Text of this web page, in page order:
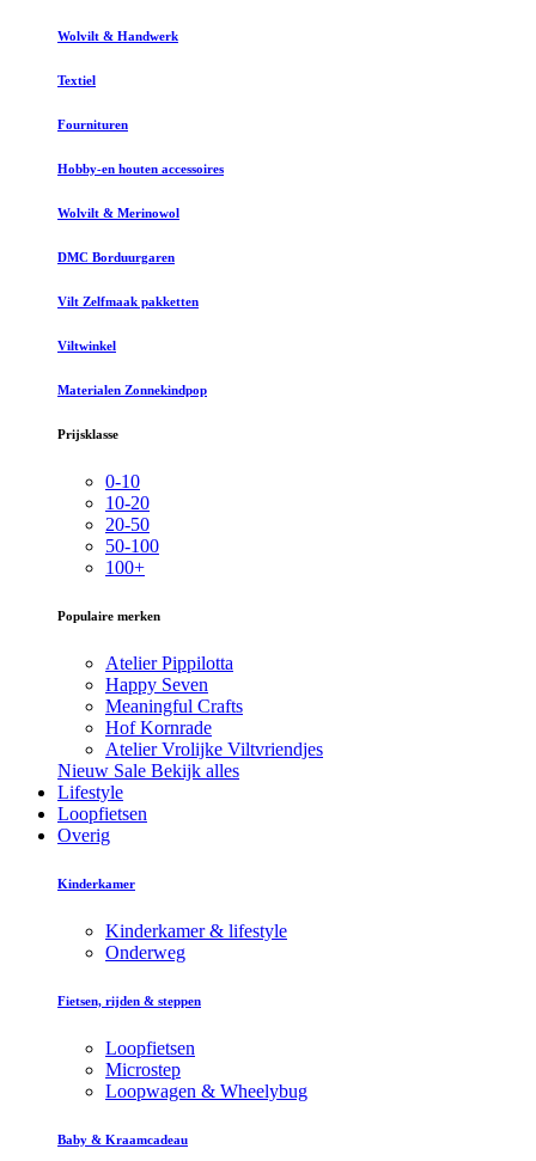
Wolvilt & Handwerk
Textiel
Fournituren
Hobby-en houten accessoires
Wolvilt & Merinowol
DMC Borduurgaren
Vilt Zelfmaak pakketten
Viltwinkel
Materialen Zonnekindpop
Prijsklasse
0-10
10-20
20-50
50-100
100+
Populaire merken
Atelier Pippilotta
Happy Seven
Meaningful Crafts
Hof Kornrade
Atelier Vrolijke Viltvriendjes
Nieuw Sale Bekijk alles
Lifestyle
Loopfietsen
Overig
Kinderkamer
Kinderkamer & lifestyle
Onderweg
Fietsen, rijden & steppen
Loopfietsen
Microstep
Loopwagen & Wheelybug
Baby & Kraamcadeau